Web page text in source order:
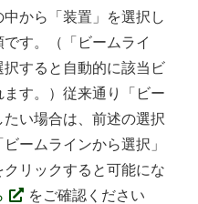
から「装置」を選択し
す。（「ビームライ
すると自動的に該当ビ
す。）従来通り「ビー
い場合は、前述の選択
ームラインから選択」
リックすると可能にな
をご確認ください